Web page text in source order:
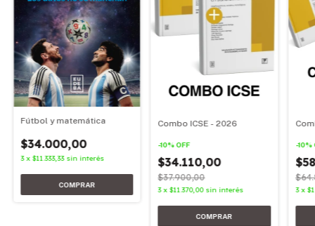
Fútbol y matemática
$34.000,00
3 x $11.333,33 sin interés
Combo ICSE - 2026
-10%OFF
$34.110,00
$37.900,00
3 x$11.370,00 sin interés
-10%
3 x